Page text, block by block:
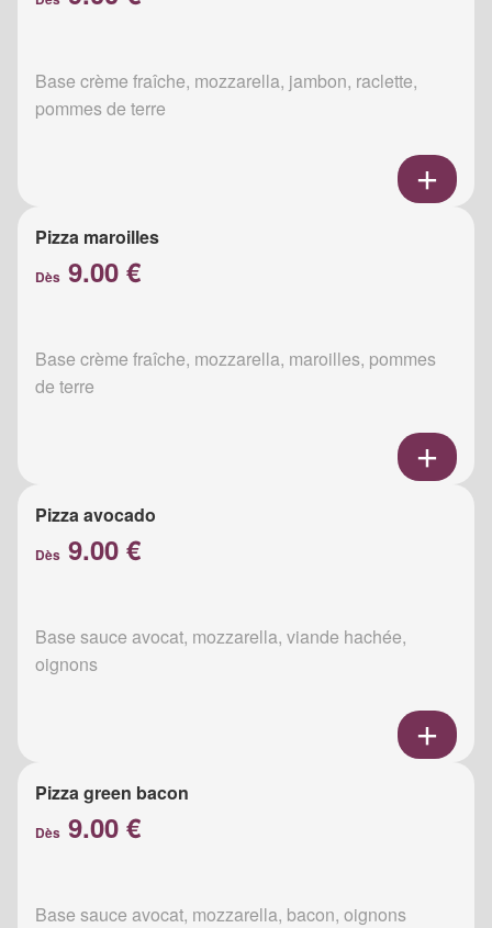
Base crème fraîche, mozzarella, jambon, raclette,
pommes de terre
Pizza maroilles
Dès 9.00 €
Base crème fraîche, mozzarella, maroilles, pommes
de terre
Pizza avocado
Dès 9.00 €
Base sauce avocat, mozzarella, viande hachée,
oignons
Pizza green bacon
Dès 9.00 €
Base sauce avocat, mozzarella, bacon, oignons